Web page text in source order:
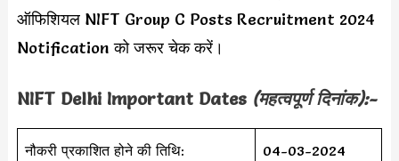
ऑफिशियल NIFT Group C Posts Recruitment 2024
Notification को जरूर चेक करें।
NIFT Delhi Important Dates (महत्वपूर्ण दिनांक):-
नौकरी प्रकाशित होने की तिथि: 04-03-2024